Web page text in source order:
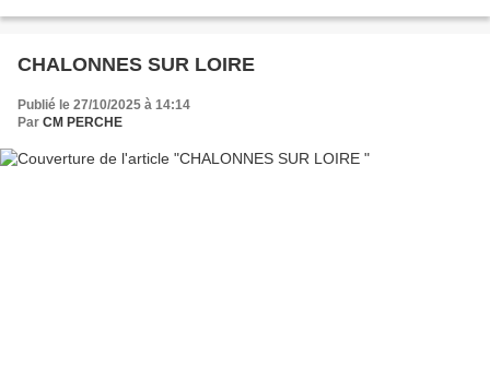
CHALONNES SUR LOIRE
Publié le 27/10/2025 à 14:14
Par CM PERCHE